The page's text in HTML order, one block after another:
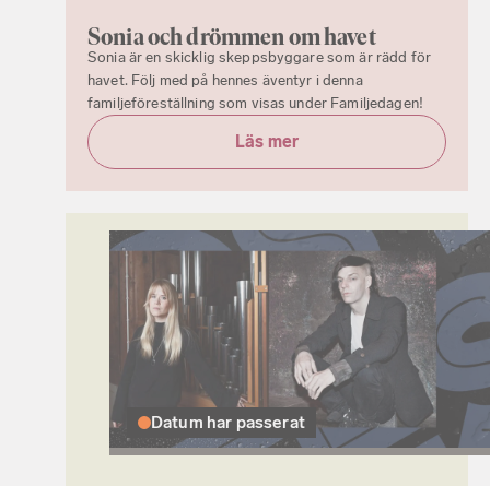
Sonia och drömmen om havet
Sonia är en skicklig skeppsbyggare som är rädd för
havet. Följ med på hennes äventyr i denna
familjeföreställning som visas under Familjedagen!
Läs mer
Datum har passerat